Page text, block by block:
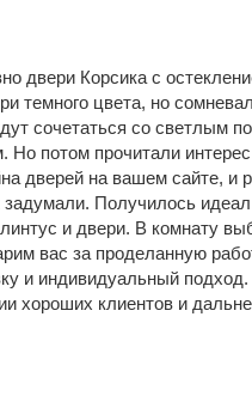
двери Корсика с
темного цвета, но
сочетаться со светлым
Но потом прочитали
дверей на вашем сайте, и
задумали. Получилось
и двери. В комнату
вас за проделанную
и индивидуальный подход.
хороших клиентов и